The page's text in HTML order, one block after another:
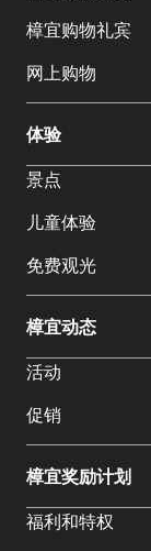
樟宜购物礼宾
网上购物
体验
景点
儿童体验
免费观光
樟宜动态
活动
促销
樟宜奖励计划
福利和特权